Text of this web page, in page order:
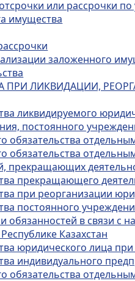
или рассрочки
имущества
заложенного
ПРИ ЛИКВИДАЦИИ,
ликвидируемого
постоянного
обязательства
обязательства
прекращающих
прекращающего
при реорганизации
постоянного
обязанностей в связи с
Казахстан
юридического лица
индивидуального
обязательства